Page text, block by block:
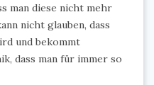
man diese nicht mehr
nicht glauben, dass
und bekommt
dass man für immer so